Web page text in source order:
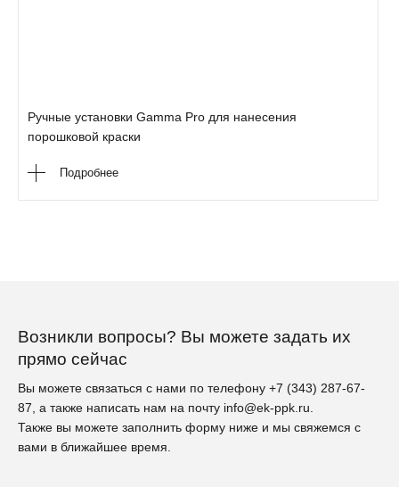
Ручные установки Gamma Pro для нанесения
порошковой краски
Подробнее
Возникли вопросы? Вы можете задать их
прямо сейчас
Вы можете связаться с нами по телефону +7 (343) 287-67-
87, а также написать нам на почту info@ek-ppk.ru.
Также вы можете заполнить форму ниже и мы свяжемся с
вами в ближайшее время.